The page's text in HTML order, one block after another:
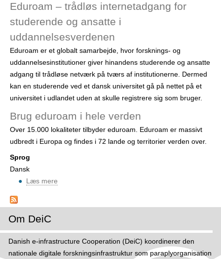
a
m
i
n
d
d
i
n
Eduroam – trådløs internetadgang for
studerende og ansatte i
uddannelsesverdenen
Eduroam er et globalt samarbejde, hvor forsknings- og
uddannelsesinstitutioner giver hinandens studerende og ansatte
adgang til trådløse netværk på tværs af institutionerne. Dermed
kan en studerende ved et dansk universitet gå på nettet på et
universitet i udlandet uden at skulle registrere sig som bruger.
Brug eduroam i hele verden
Over 15.000 lokaliteter tilbyder eduroam. Eduroam er massivt
udbredt i Europa og findes i 72 lande og territorier verden over.
Sprog
Dansk
Læs mere
o
d
u
Om DeiC
Danish e-infrastructure Cooperation (DeiC) koordinerer den
nationale digitale forskningsinfrastruktur som paraplyorganisation